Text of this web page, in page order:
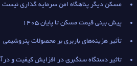
مسکن دیگر پناهگاه امن سرمایه گذاری نیست
پیش بینی قیمت مسکن تا پایان 1405
تأثیر هزینه‌های باربری بر محصولات پتروشیمی
تاثیر دستگاه سنگبری در افزایش کیفیت و